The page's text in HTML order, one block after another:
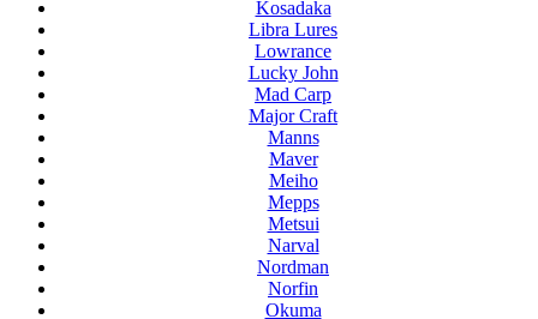
Kosadaka
Libra Lures
Lowrance
Lucky John
Mad Carp
Major Craft
Manns
Maver
Meiho
Mepps
Metsui
Narval
Nordman
Norfin
Okuma